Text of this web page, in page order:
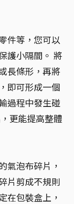
件等，您可以
護小隔間。 將
長條形，再將
即可形成一個
過程中發生碰
更能提高整體
氣泡布碎片，
片剪成不規則
在包裝盒上，